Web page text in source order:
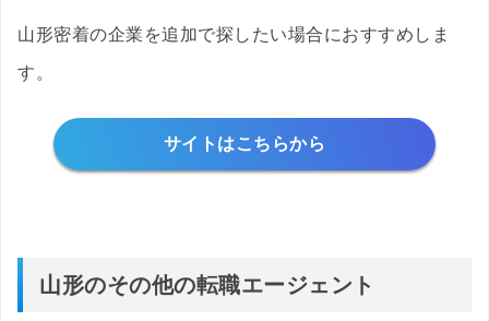
山形密着の企業を追加で探したい場合におすすめしま
す。
サイトはこちらから
山形のその他の転職エージェント